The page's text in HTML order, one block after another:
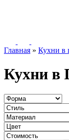
Главная » Кухни в
Кухни в